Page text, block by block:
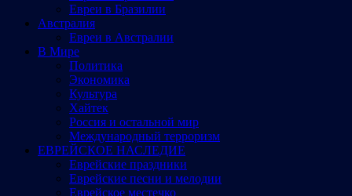
Евреи в Бразилии
Австралия
Евреи в Австралии
В Мире
Политика
Экономика
Культура
Хайтек
Россия и остальной мир
Международный терроризм
ЕВРЕЙСКОЕ НАСЛЕДИЕ
Еврейские праздники
Еврейские песни и мелодии
Еврейское местечко